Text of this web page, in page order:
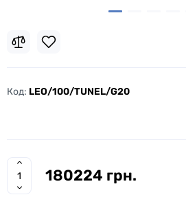
Код: LEO/100/TUNEL/G20
180224 грн.